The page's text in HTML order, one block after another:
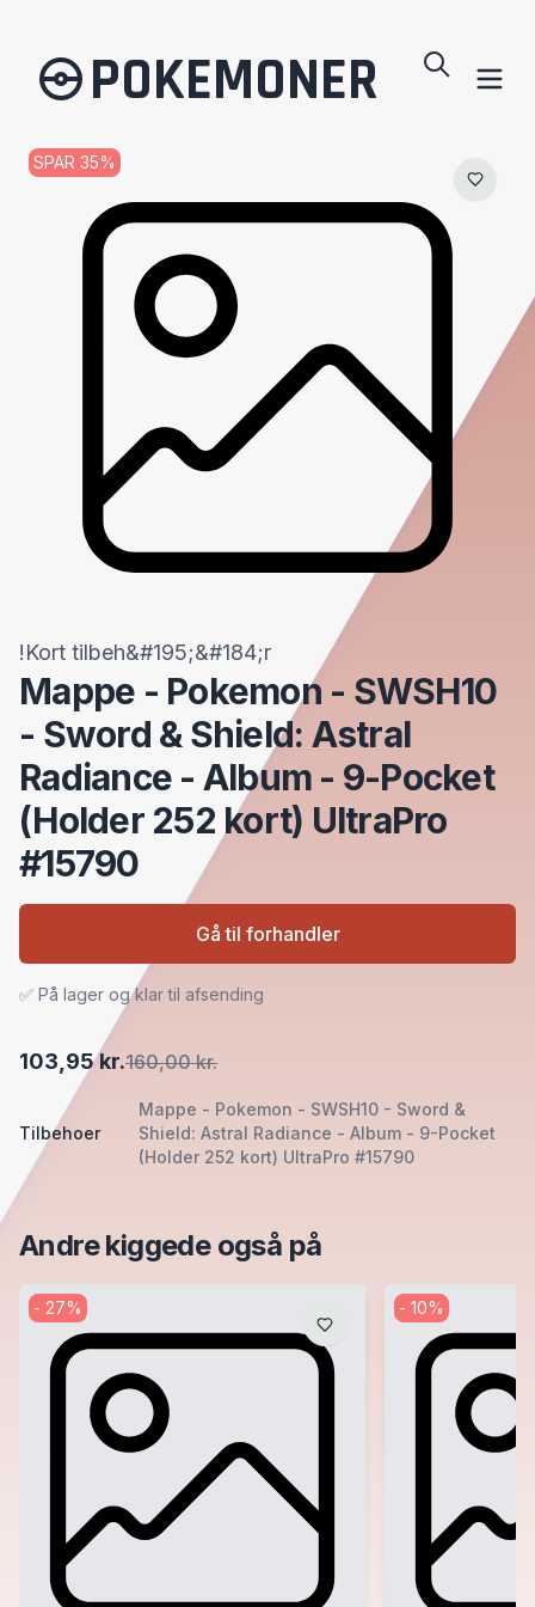
POKEMONER
!Kort tilbeh&#195;&#184;r
Mappe - Pokemon - SWSH10
- Sword & Shield: Astral
Radiance - Album - 9-Pocket
(Holder 252 kort) UltraPro
#15790
Tilbehoer
Mappe - Pokemon - SWSH10 - Sword &
Shield: Astral Radiance - Album - 9-Pocket
(Holder 252 kort) UltraPro #15790
103,95 kr.160,00 kr.
✅ På lager og klar til afsending
Gå til forhandler
SPAR 35%
Andre kiggede også på
- 27% - 10%